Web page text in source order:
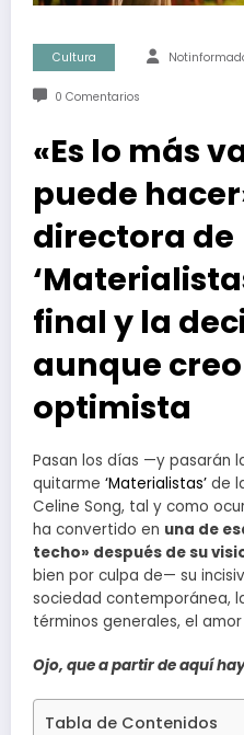
Cultura
0 Comentarios
«Es lo más
puede
directora de
final y la
aunque
optimista
Pasan los días —y pasarán
quitarme ‘Materialistas’ de
Celine Song, tal y como
ha convertido en una de
techo» después de su
bien por culpa de— su
sociedad contemporánea,
términos generales, el
Ojo, que a partir de aquí
Tabla de Contenidos